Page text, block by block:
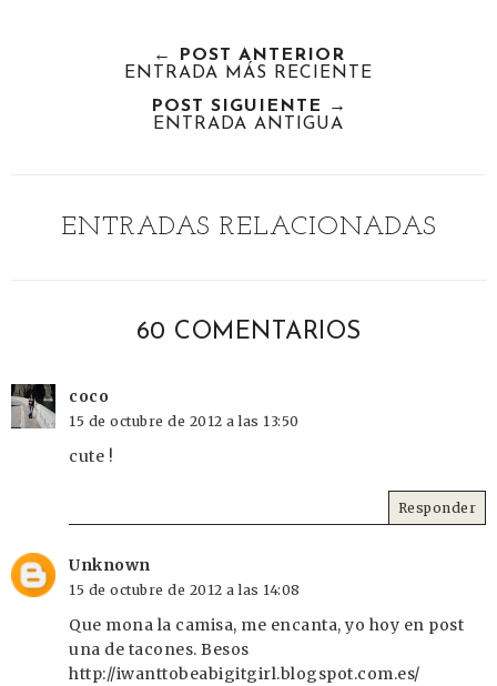
i
F
c
b
G
l
← POST ANTERIOR
ENTRADA MÁS RECIENTE
POST SIGUIENTE →
ENTRADA ANTIGUA
ENTRADAS RELACIONADAS
60 COMENTARIOS
coco
15 de octubre de 2012 a las 13:50
cute !
Responder
Unknown
15 de octubre de 2012 a las 14:08
Que mona la camisa, me encanta, yo hoy en post
una de tacones. Besos
http://iwanttobeabigitgirl.blogspot.com.es/